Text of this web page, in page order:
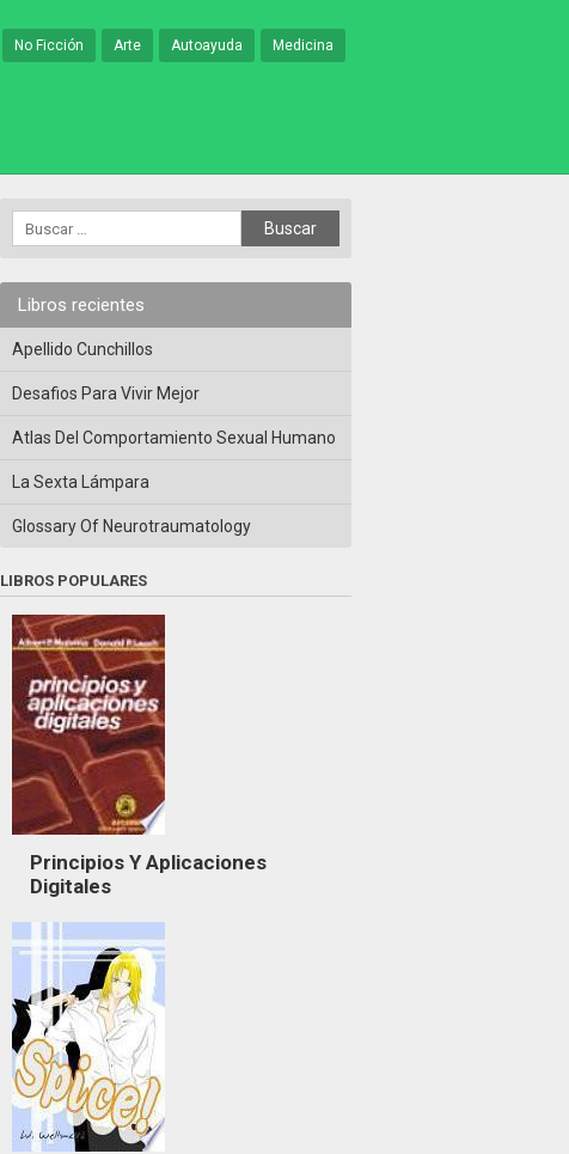
No Ficción Arte Autoayuda Medicina
Libros recientes
Apellido Cunchillos
Desafios Para Vivir Mejor
Atlas Del Comportamiento Sexual Humano
La Sexta Lámpara
Glossary Of Neurotraumatology
LIBROS POPULARES
Principios Y Aplicaciones
Digitales